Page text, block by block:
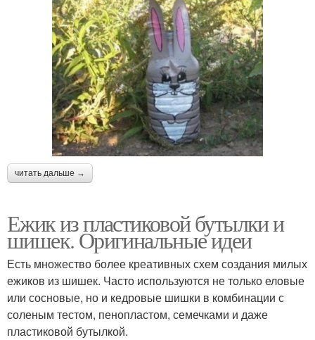
читать дальше →
Ежик из пластиковой бутылки и
шишек. Оригинальные идеи
Есть множество более креативных схем создания милых
ежиков из шишек. Часто используются не только еловые
или сосновые, но и кедровые шишки в комбинации с
соленым тестом, пенопластом, семечками и даже
пластиковой бутылкой.